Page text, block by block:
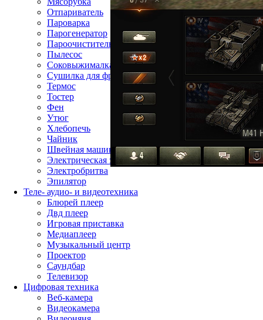
Отпариватель
Пароварка
Парогенератор
Пароочиститель
Пылесос
Соковыжималка
Сушилка для фруктов
Термос
Тостер
Фен
Утюг
Хлебопечь
Чайник
Швейная машина
Электрическая зубная щётка
Электробритва
Эпилятор
Теле- аудио- и видеотехника
Блюрей плеер
Двд плеер
Игровая приставка
Медиаплеер
Музыкальный центр
Проектор
Саундбар
Телевизор
Цифровая техника
Веб-камера
Видеокамера